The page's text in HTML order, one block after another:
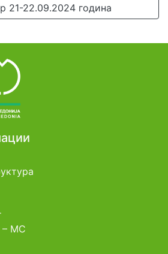
21-22.09.2024 година
– МС